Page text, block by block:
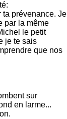
ta prévenance. Je
par la même
le petit
je te sais
que nos
sur
en larme...